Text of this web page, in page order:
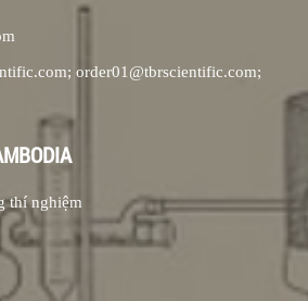
order01@tbrscientific.com;
thí nghiệm